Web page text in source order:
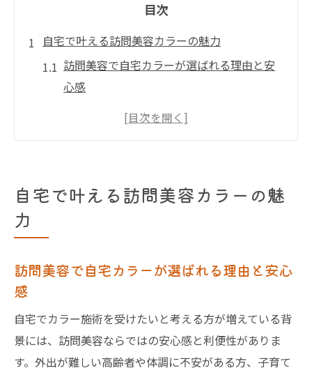
目次
自宅で叶える訪問美容カラーの魅力
訪問美容で自宅カラーが選ばれる理由と安
心感
千葉県の訪問美容がもたらす快適なカラー
自宅で受ける訪問美容のカラー施術の流れ
訪問美容を活用した安心のカラー施術
慮点
自宅で安心して利用できる訪問美容の工夫
自宅で叶える訪問美容カラーの魅
力
訪問美容で自宅カラーが選ばれる理由と安心
感
自宅でカラー施術を受けたいと考える方が増えている背
景には、訪問美容ならではの安心感と利便性がありま
す。外出が難しい高齢者や体調に不安がある方、子育て